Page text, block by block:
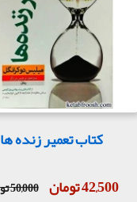
کتاب تعمیر زنده ها
42,500 تومان 50,000 تومان